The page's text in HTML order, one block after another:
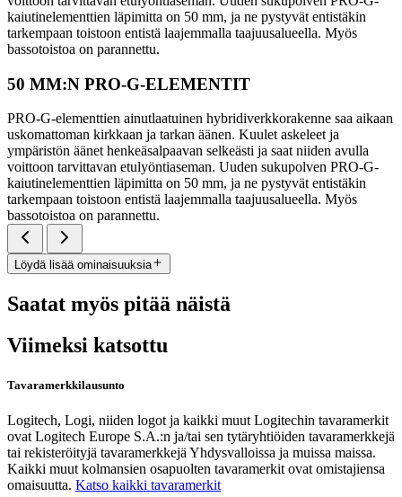
kaiutinelementtien läpimitta on 50 mm, ja ne pystyvät entistäkin
tarkempaan toistoon entistä laajemmalla taajuusalueella. Myös
bassotoistoa on parannettu.
50 MM:N PRO-G-ELEMENTIT
PRO-G-elementtien ainutlaatuinen hybridiverkkorakenne saa aikaan
uskomattoman kirkkaan ja tarkan äänen. Kuulet askeleet ja
ympäristön äänet henkeäsalpaavan selkeästi ja saat niiden avulla
voittoon tarvittavan etulyöntiaseman. Uuden sukupolven PRO-G-
kaiutinelementtien läpimitta on 50 mm, ja ne pystyvät entistäkin
tarkempaan toistoon entistä laajemmalla taajuusalueella. Myös
bassotoistoa on parannettu.
Löydä lisää ominaisuuksia
Saatat myös pitää näistä
Viimeksi katsottu
Tavaramerkkilausunto
Logitech, Logi, niiden logot ja kaikki muut Logitechin tavaramerkit
ovat Logitech Europe S.A.:n ja/tai sen tytäryhtiöiden tavaramerkkejä
tai rekisteröityjä tavaramerkkejä Yhdysvalloissa ja muissa maissa.
Kaikki muut kolmansien osapuolten tavaramerkit ovat omistajiensa
omaisuutta. Katso kaikki tavaramerkit